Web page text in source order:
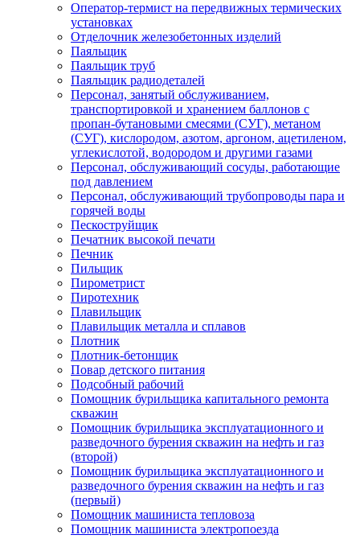
Оператор-термист на передвижных термических
установках
Отделочник железобетонных изделий
Паяльщик
Паяльщик труб
Паяльщик радиодеталей
Персонал, занятый обслуживанием,
транспортировкой и хранением баллонов с
пропан-бутановыми смесями (СУГ), метаном
(СУГ), кислородом, азотом, аргоном, ацетиленом,
углекислотой, водородом и другими газами
Персонал, обслуживающий сосуды, работающие
под давлением
Персонал, обслуживающий трубопроводы пара и
горячей воды
Пескоструйщик
Печатник высокой печати
Печник
Пильщик
Пирометрист
Пиротехник
Плавильщик
Плавильщик металла и сплавов
Плотник
Плотник-бетонщик
Повар детского питания
Подсобный рабочий
Помощник бурильщика капитального ремонта
скважин
Помощник бурильщика эксплуатационного и
разведочного бурения скважин на нефть и газ
(второй)
Помощник бурильщика эксплуатационного и
разведочного бурения скважин на нефть и газ
(первый)
Помощник машиниста тепловоза
Помощник машиниста электропоезда